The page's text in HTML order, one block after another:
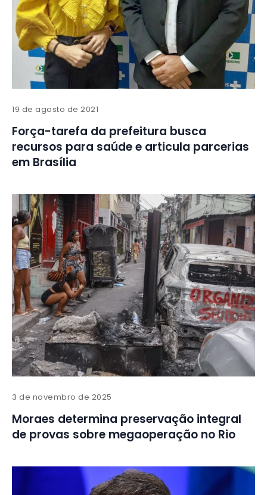
19 de agosto de 2021
Força-tarefa da prefeitura busca
recursos para saúde e articula parcerias
em Brasília
3 de novembro de 2025
Moraes determina preservação integral
de provas sobre megaoperação no Rio